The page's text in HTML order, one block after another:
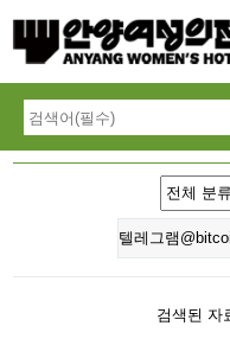
검색된 자